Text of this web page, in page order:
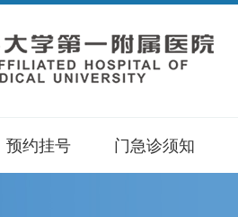
预约挂号 门急诊须知